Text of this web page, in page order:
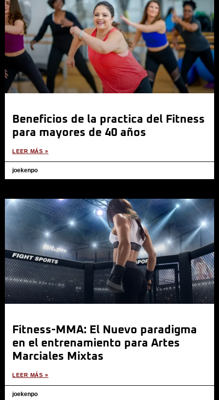
Beneficios de la practica del Fitness
para mayores de 40 años
LEER MÁS »
joekenpo
Fitness-MMA: El Nuevo paradigma
en el entrenamiento para Artes
Marciales Mixtas
LEER MÁS »
joekenpo